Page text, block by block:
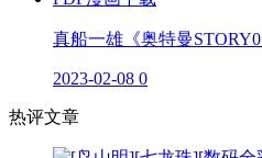
真船一雄《奥特曼
2023-02-08 0
热评文章